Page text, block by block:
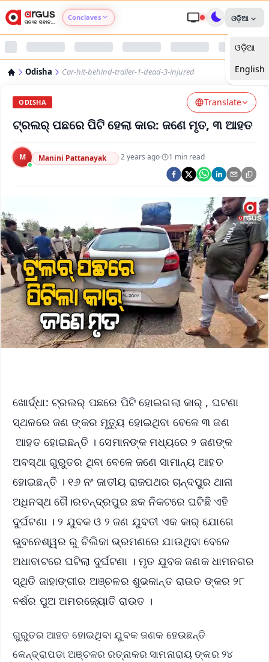
Conclaves
Argus Swaad Odisha
Argus Chalo Dekhein Apna Desh
ଓଡ଼ିଆ
ଓଡ଼ିଆ
English
Odisha Car-hit-behind-trailer-1-dead-3-injured
ODISHA Translate
ଟ୍ରଲର୍ ପଛରେ ପିଟି ହେଲା କାର: ଜଣେ ମୃତ, ୩ ଆହତ
M Manini Pattanayak ·2 years ago· 1 min read
ଖୋର୍ଦ୍ଧା: ଟ୍ରଲର୍ ପଛରେ ପିଟି ହୋଇଗଲା କାର୍ , ଘଟଣା
ସ୍ଥଳରେ ଜଣ ଙ୍କର ମୃତ୍ୟୁ ହୋଇଥିବା ବେଳେ ୩ ଜଣ
ଆହତ ହୋଇଛନ୍ତି । ସେମାନଙ୍କ ମଧ୍ୟରେ ୨ ଜଣଙ୍କ
ଅବସ୍ଥା ଗୁରୁତର ଥିବା ବେଳେ ଜଣେ ସାମାନ୍ୟ ଆହତ
ହୋଇଛନ୍ତି । ୧୬ ନଂ ଜାତୀୟ ରାଜପଥର ଚାନ୍ଦପୁର ଥାନା
ଅଧିନସ୍ଥ ଗୈ।ରଚନ୍ଦ୍ରପୁର ଛକ ନିକଟରେ ଘଟିଛି ଏହି
ଦୁର୍ଘଟଣା । ୨ ଯୁବକ ଓ ୨ ଜଣ ଯୁବତୀ ଏକ କାର୍ ଯୋଗେ
ଭୁବନେଶ୍ୱର ରୁ ଚିଲିକା ଭ୍ରମଣରେ ଯାଉଥିବା ବେଳେ
ଅଧାବାଟରେ ଘଟିଲା ଦୁର୍ଘଟଣା । ମୃତ ଯୁବକ ଜଣକ ଧାମନଗର
ସ୍ଥିତି ଜାହାଙ୍ଗୀର ଅଞ୍ଚଳର ଶୁଭକାନ୍ତ ରାଉତ ଙ୍କର ୨୮
ବର୍ଷର ପୁଅ ଅମରଜ୍ୟୋତି ରାଉତ ।
ଗୁରୁତର ଆହତ ହୋଇଥିବା ଯୁବକ ଜଣକ ହେଉଛନ୍ତି
କେନ୍ଦ୍ରାପଡା ଅଞ୍ଚଳର ରତ୍ନାକର ସାମନାରାୟ ଙ୍କର ୨୪